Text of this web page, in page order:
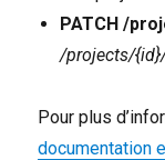
PATCH /
/projects/
Pour plus
documentation